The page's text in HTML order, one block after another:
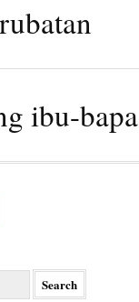
ibu-bapa